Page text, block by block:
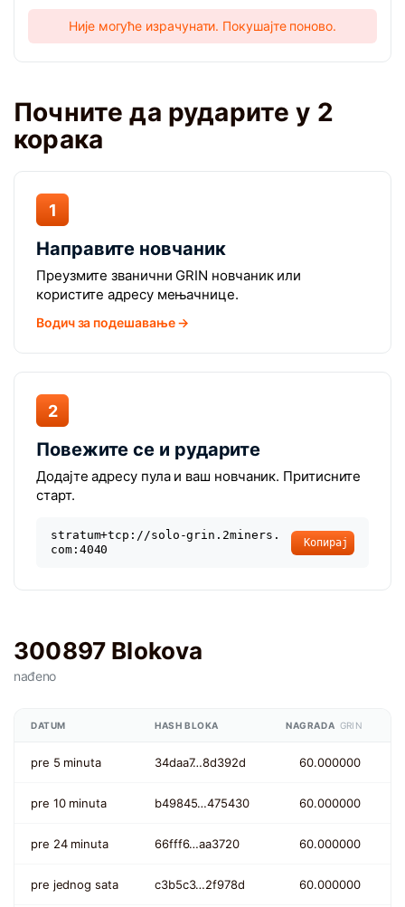
Није могуће израчунати. Покушајте поново.
Почните да рударите у 2
корака
1
Направите новчаник
Преузмите званични GRIN новчаник или
користите адресу мењачнице.
Водич за подешавање →
2
Повежите се и рударите
Додајте адресу пула и ваш новчаник. Притисните
старт.
stratum+tcp://solo-grin.2miners.
com:4040
Копирај
300897 Blokova
nađeno
DATUM HASH BLOKA NAGRADA GRIN
pre 5 minuta 34daa7…8d392d 60.000000
pre 10 minuta b49845…475430 60.000000
pre 24 minuta 66fff6…aa3720 60.000000
pre jednog sata c3b5c3…2f978d 60.000000